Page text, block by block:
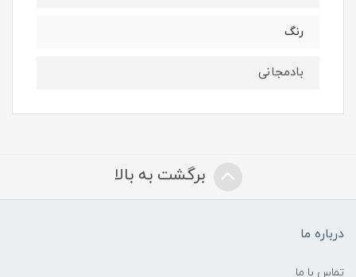
رنگ
بادمجانی
برگشت به بالا
درباره ما
تماس با ما